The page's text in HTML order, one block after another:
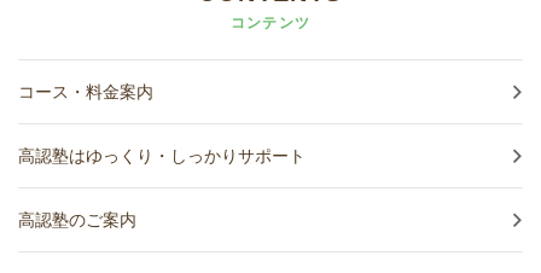
コンテンツ
コース・料金案内
高認塾はゆっくり・しっかりサポート
高認塾のご案内